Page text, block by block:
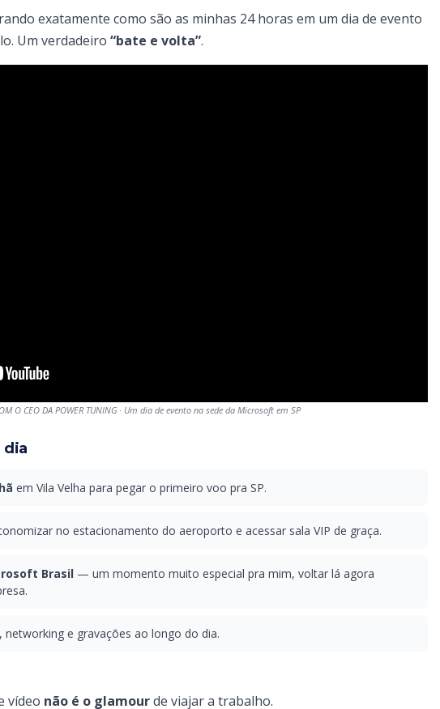
exatamente como são as minhas 24 horas em um dia de evento
Um verdadeiro “bate e volta”.
O CEO DA POWER TUNING · Um dia de evento na sede da Microsoft em SP
dia
em Vila Velha para pegar o primeiro voo pra SP.
no estacionamento do aeroporto e acessar sala VIP de graça.
Brasil— um momento muito especial pra mim, voltar lá agora
, networking e gravações ao longo do dia.
vídeo não é o glamourde viajar a trabalho.